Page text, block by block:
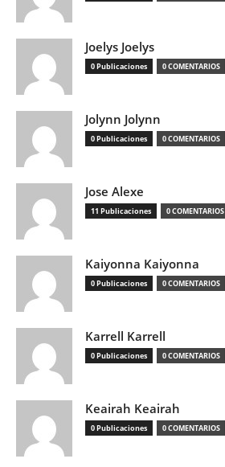
Joelys Joelys
0 Publicaciones 0 COMENTARIOS
Jolynn Jolynn
0 Publicaciones 0 COMENTARIOS
Jose Alexe
11 Publicaciones 0 COMENTARIOS
Kaiyonna Kaiyonna
0 Publicaciones 0 COMENTARIOS
Karrell Karrell
0 Publicaciones 0 COMENTARIOS
Keairah Keairah
0 Publicaciones 0 COMENTARIOS